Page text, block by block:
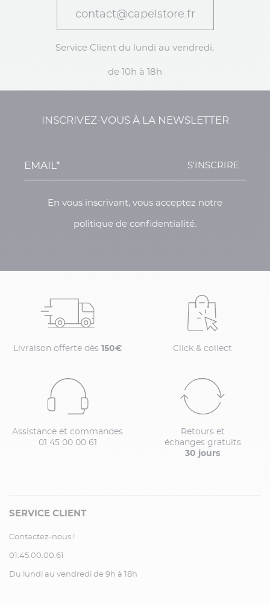
contact@capelstore.fr
Service Client du lundi au vendredi,
de 10h à 18h
INSCRIVEZ-VOUS À LA NEWSLETTER
S'INSCRIRE
En vous inscrivant, vous acceptez notre
politique de confidentialité.
Livraison offerte dès 150€ Click & collect
Assistance et commandes
01 45 00 00 61
Retours et
échanges gratuits
30 jours
SERVICE CLIENT
Contactez-nous !
01.45.00.00.61
Du lundi au vendredi de 9h à 18h